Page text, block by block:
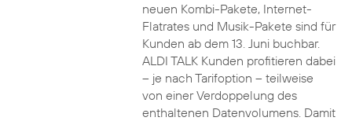
neuen Kombi-Pakete, Internet-
Flatrates und Musik-Pakete sind für
Kunden ab dem 13. Juni buchbar.
ALDI TALK Kunden profitieren dabei
– je nach Tarifoption – teilweise
von einer Verdoppelung des
enthaltenen Datenvolumens. Damit